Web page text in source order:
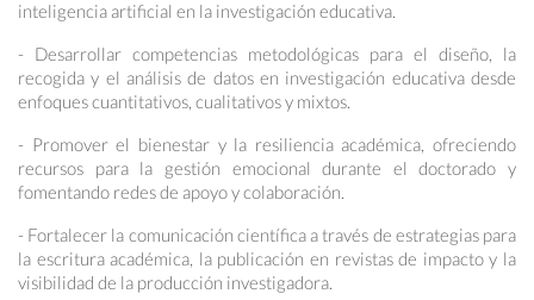
inteligencia artificial en la investigación educativa.
- Desarrollar competencias metodológicas para el diseño, la
recogida y el análisis de datos en investigación educativa desde
enfoques cuantitativos, cualitativos y mixtos.
- Promover el bienestar y la resiliencia académica, ofreciendo
recursos para la gestión emocional durante el doctorado y
fomentando redes de apoyo y colaboración.
- Fortalecer la comunicación científica a través de estrategias para
la escritura académica, la publicación en revistas de impacto y la
visibilidad de la producción investigadora.